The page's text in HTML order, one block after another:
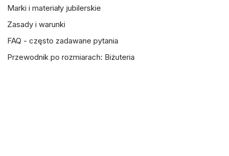
Marki i materiały jubilerskie
Zasady i warunki
FAQ - często zadawane pytania
Przewodnik po rozmiarach: Biżuteria